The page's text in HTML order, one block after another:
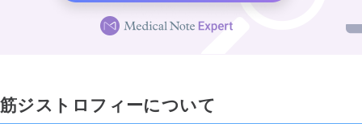
筋ジストロフィーについて